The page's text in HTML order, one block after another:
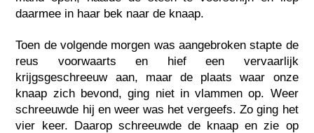
daarmee in haar bek naar de knaap.
Toen de volgende morgen was aangebroken stapte de
reus voorwaarts en hief een vervaarlijk
krijgsgeschreeuw aan, maar de plaats waar onze
knaap zich bevond, ging niet in vlammen op. Weer
schreeuwde hij en weer was het vergeefs. Zo ging het
vier keer. Daarop schreeuwde de knaap en zie op